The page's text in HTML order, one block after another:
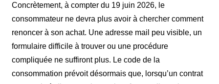
Concrètement, à compter du 19 juin 2026, le
consommateur ne devra plus avoir à chercher comment
renoncer à son achat. Une adresse mail peu visible, un
formulaire difficile à trouver ou une procédure
compliquée ne suffiront plus. Le code de la
consommation prévoit désormais que, lorsqu’un contrat